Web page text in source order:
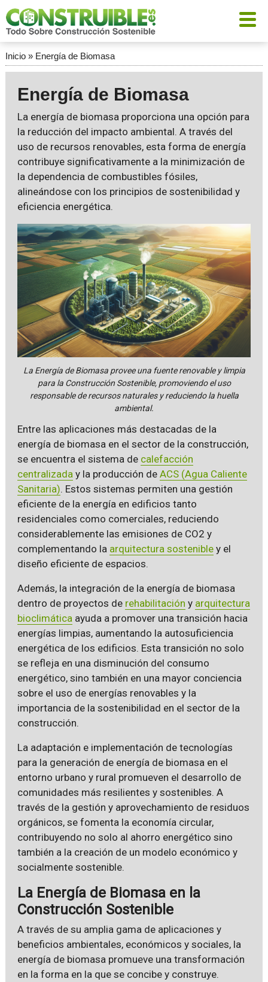
Inicio» Energía de Biomasa
Energía de Biomasa
La energía de biomasa proporciona una opción para
la reducción del impacto ambiental. A través del
uso de recursos renovables, esta forma de energía
contribuye significativamente a la minimización de
la dependencia de combustibles fósiles,
alineándose con los principios de sostenibilidad y
eficiencia energética.
La Energía de Biomasa provee una fuente renovable y limpia
para la Construcción Sostenible, promoviendo el uso
responsable de recursos naturales y reduciendo la huella
ambiental.
Entre las aplicaciones más destacadas de la
energía de biomasa en el sector de la construcción,
se encuentra el sistema de calefacción
centralizada y la producción de ACS (Agua Caliente
Sanitaria). Estos sistemas permiten una gestión
eficiente de la energía en edificios tanto
residenciales como comerciales, reduciendo
considerablemente las emisiones de CO2 y
complementando la arquitectura sostenibley el
diseño eficiente de espacios.
Además, la integración de la energía de biomasa
dentro de proyectos de rehabilitación y arquitectura
bioclimática ayuda a promover una transición hacia
energías limpias, aumentando la autosuficiencia
energética de los edificios. Esta transición no solo
se refleja en una disminución del consumo
energético, sino también en una mayor conciencia
sobre el uso de energías renovables y la
importancia de la sostenibilidad en el sector de la
construcción.
La adaptación e implementación de tecnologías
para la generación de energía de biomasa en el
entorno urbano y rural promueven el desarrollo de
comunidades más resilientes y sostenibles. A
través de la gestión y aprovechamiento de residuos
orgánicos, se fomenta la economía circular,
contribuyendo no solo al ahorro energético sino
también a la creación de un modelo económico y
socialmente sostenible.
La Energía de Biomasa en la
Construcción Sostenible
A través de su amplia gama de aplicaciones y
beneficios ambientales, económicos y sociales, la
energía de biomasa promueve una transformación
en la forma en la que se concibe y construye.